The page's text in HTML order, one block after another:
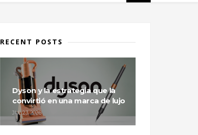
RECENT POSTS
Dyson y la estrategia que la
convirtió en una marca de lujo
JUL 23, 2026